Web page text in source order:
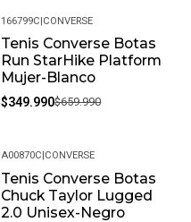
-47%
166799C|CONVERSE
Tenis Converse Botas
Run StarHike Platform
Mujer-Blanco
$349.990$659.990
-40%
A00870C CONVERSE
Tenis Converse Botas
Chuck Taylor Lugged
2.0 Unisex-Negro